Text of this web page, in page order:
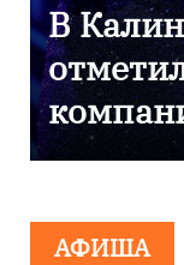
9 Мая
АФИША